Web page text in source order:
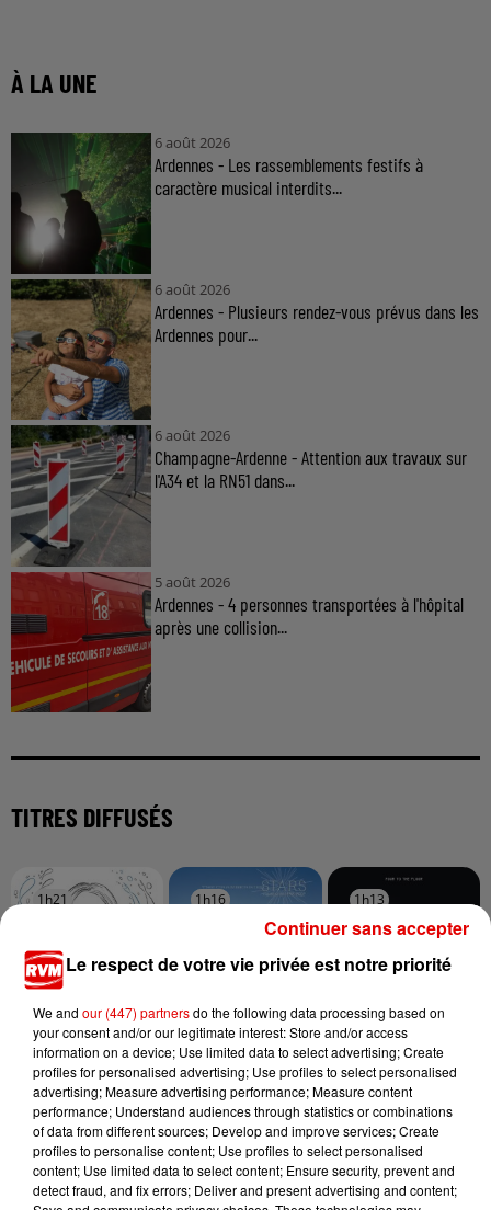
À LA UNE
6 août 2026
Ardennes - Les rassemblements festifs à
caractère musical interdits...
6 août 2026
Ardennes - Plusieurs rendez-vous prévus dans les
Ardennes pour...
6 août 2026
Champagne-Ardenne - Attention aux travaux sur
l'A34 et la RN51 dans...
5 août 2026
Ardennes - 4 personnes transportées à l'hôpital
après une collision...
TITRES DIFFUSÉS
1h21
1h21
MANON LISA
Le Petit Pecheur
1h16
1h16
THE CRANBERRIES
Ode To My Family
1h13
1h13
OFENBACH, STARSAILOR
Four To The Floor
Le respect de votre vie privée est notre priorité
We and our (447) partnersdo the following data processing based on
your consent and/or our legitimate interest: Store and/or access
information on a device; Use limited data to select advertising; Create
profiles for personalised advertising; Use profiles to select personalised
advertising; Measure advertising performance; Measure content
performance; Understand audiences through statistics or combinations
of data from different sources; Develop and improve services; Create
profiles to personalise content; Use profiles to select personalised
content; Use limited data to select content; Ensure security, prevent and
detect fraud, and fix errors; Deliver and present advertising and content;
Continuer sans accepter